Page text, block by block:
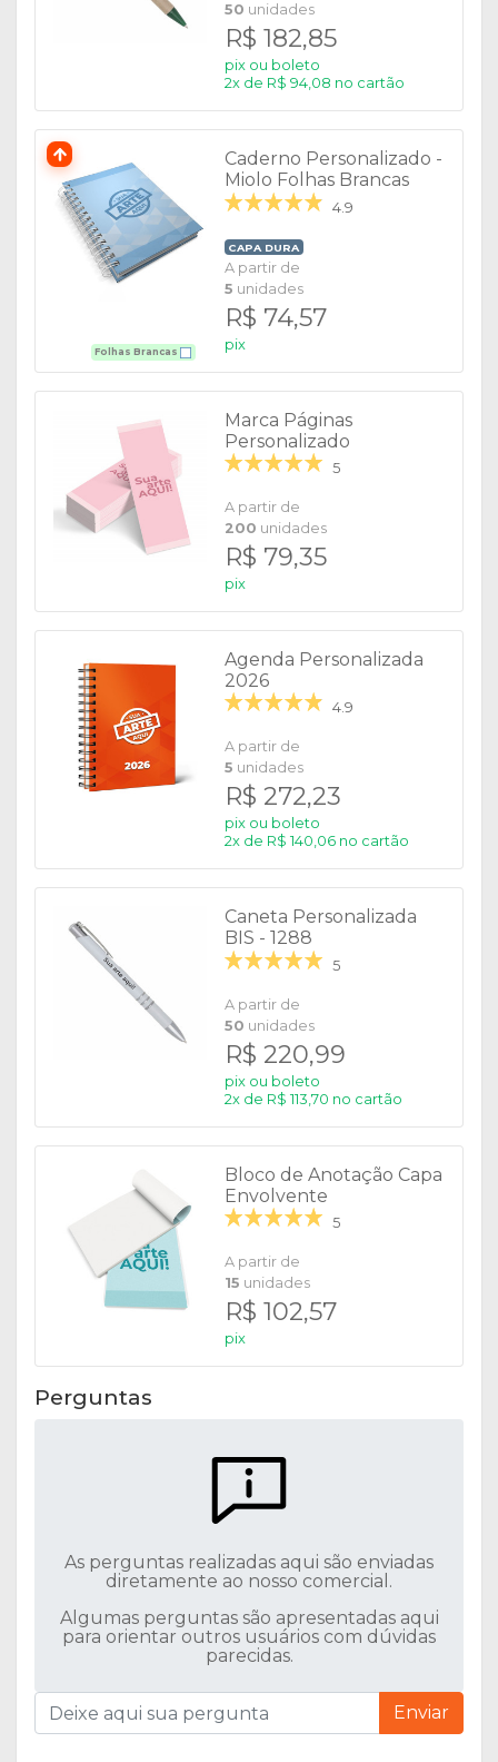
50 unidades
R$ 182,85
pix ou boleto
2x de R$ 94,08 no cartão
Folhas Brancas
Caderno Personalizado -
Miolo Folhas Brancas
4.9
CAPA DURA
A partir de
5 unidades
R$ 74,57
pix
Marca Páginas
Personalizado
5
A partir de
200 unidades
R$ 79,35
pix
Agenda Personalizada
2026
4.9
A partir de
5 unidades
R$ 272,23
pix ou boleto
2x de R$ 140,06 no cartão
Caneta Personalizada
BIS - 1288
5
A partir de
50 unidades
R$ 220,99
pix ou boleto
2x de R$ 113,70 no cartão
Bloco de Anotação Capa
Envolvente
5
A partir de
15 unidades
R$ 102,57
pix
Perguntas
As perguntas realizadas aqui são enviadas
diretamente ao nosso comercial.
Algumas perguntas são apresentadas aqui
para orientar outros usuários com dúvidas
parecidas.
Enviar